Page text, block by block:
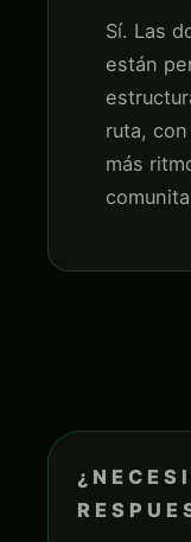
Sí. Las
están
ruta,
más